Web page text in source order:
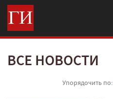
ВСЕ НОВОСТИ
Упорядочить по: